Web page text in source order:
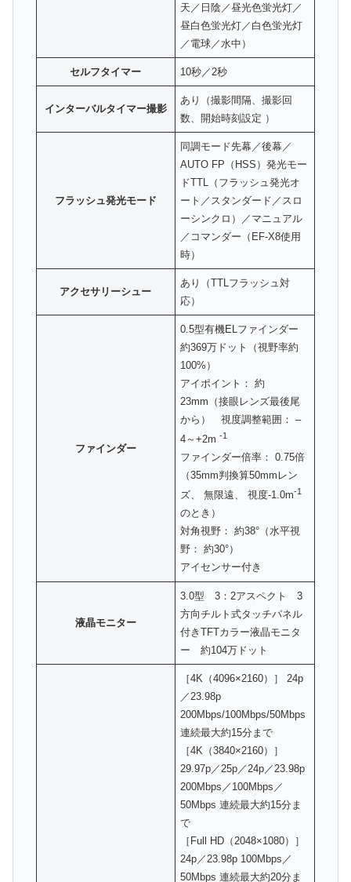
天／日陰／昼光色蛍光灯／
昼白色蛍光灯／白色蛍光灯
／電球／水中）
セルフタイマー 10秒／2秒
インターバルタイマー撮影
あり（撮影間隔、撮影回
数、開始時刻設定 ）
フラッシュ発光モード
同調モード先幕／後幕／
AUTO FP（HSS）発光モー
ドTTL（フラッシュ発光オ
ート／スタンダード／スロ
ーシンクロ）／マニュアル
／コマンダー（EF-X8使用
時）
アクセサリーシュー
あり（TTLフラッシュ対
応）
ファインダー
0.5型有機ELファインダー
約369万ドット（視野率約
100%）
アイポイント： 約
23mm（接眼レンズ最後尾
から） 視度調整範囲： –
4～+2m-1
ファインダー倍率： 0.75倍
（35mm判換算50mmレン
ズ、 無限遠、 視度-1.0m-1
のとき）
対角視野： 約38°（水平視
野： 約30°）
アイセンサー付き
液晶モニター
3.0型 3：2アスペクト 3
方向チルト式タッチパネル
付きTFTカラー液晶モニタ
ー 約104万ドット
［4K（4096×2160）］ 24p
／23.98p
200Mbps/100Mbps/50Mbps
連続最大約15分まで
［4K（3840×2160）］
29.97p／25p／24p／23.98p
200Mbps／100Mbps／
50Mbps 連続最大約15分ま
で
［Full HD（2048×1080）］
24p／23.98p 100Mbps／
50Mbps 連続最大約20分ま